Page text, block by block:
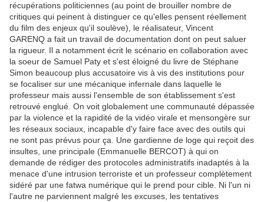
récupérations politiciennes (au point de brouiller nombre de
critiques qui peinent à distinguer ce qu'elles pensent réellement
du film des enjeux qu'il soulève), le réalisateur, Vincent
GARENQ a fait un travail de documentation dont on peut saluer
la rigueur. Il a notamment écrit le scénario en collaboration avec
la soeur de Samuel Paty et s'est éloigné du livre de Stéphane
Simon beaucoup plus accusatoire vis à vis des institutions pour
se focaliser sur une mécanique infernale dans laquelle le
professeur mais aussi l'ensemble de son établissement s'est
retrouvé englué. On voit globalement une communauté dépassée
par la violence et la rapidité de la vidéo virale et mensongère sur
les réseaux sociaux, incapable d'y faire face avec des outils qui
ne sont pas prévus pour ça. Une gardienne de loge qui reçoit des
insultes, une principale (Emmanuelle BERCOT) à qui on
demande de rédiger des protocoles administratifs inadaptés à la
menace d'une intrusion terroriste et un professeur complètement
sidéré par une fatwa numérique qui le prend pour cible. Ni l'un ni
l'autre ne parviennent malgré les excuses, les tentatives